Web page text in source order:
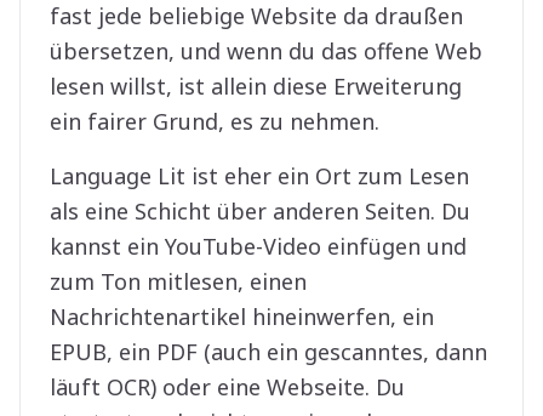
fast jede beliebige Website da draußen
übersetzen, und wenn du das offene Web
lesen willst, ist allein diese Erweiterung
ein fairer Grund, es zu nehmen.
Language Lit ist eher ein Ort zum Lesen
als eine Schicht über anderen Seiten. Du
kannst ein YouTube-Video einfügen und
zum Ton mitlesen, einen
Nachrichtenartikel hineinwerfen, ein
EPUB, ein PDF (auch ein gescanntes, dann
läuft OCR) oder eine Webseite. Du